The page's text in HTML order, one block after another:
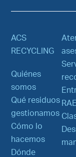
ACS
RECYCLING
Quiénes
somos
Qué residuos
gestionamos
Cómo lo
hacemos
Dónde